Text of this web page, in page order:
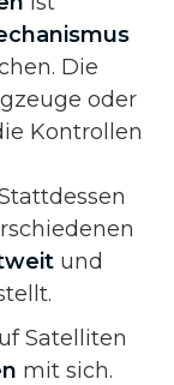
Die
oder
Kontrollen
und
Satelliten
mit sich.